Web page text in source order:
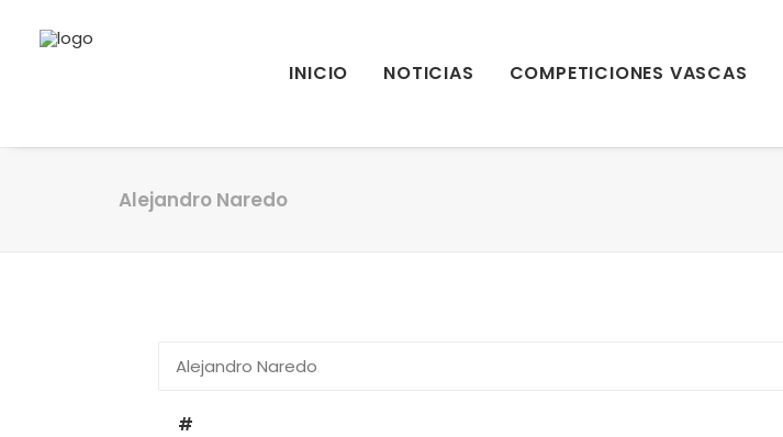
INICIO NOTICIAS COMPETICIONES VASCAS
Alejandro Naredo
#